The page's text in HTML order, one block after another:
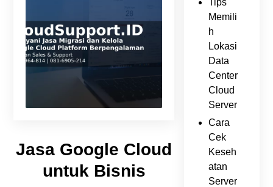
Jasa Google Cloud
untuk Bisnis
Tips
Memili
h
Lokasi
Data
Center
Cloud
Server
Cara
Cek
Keseh
atan
Server